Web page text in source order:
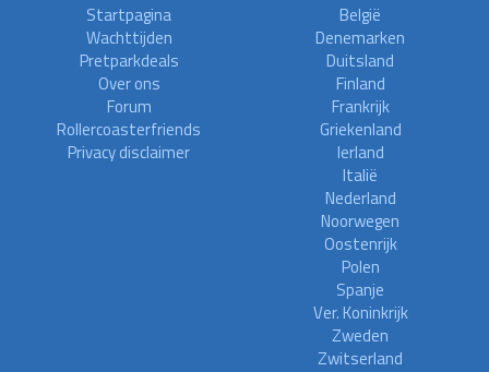
Startpagina
Wachttijden
Pretparkdeals
Over ons
Forum
Rollercoasterfriends
Privacy disclaimer
België
Denemarken
Duitsland
Finland
Frankrijk
Griekenland
Ierland
Italië
Nederland
Noorwegen
Oostenrijk
Polen
Spanje
Ver. Koninkrijk
Zweden
Zwitserland